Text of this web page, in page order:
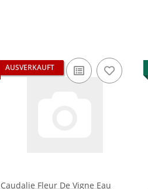
AUSVERKAUFT
Caudalie Fleur De Vigne Eau